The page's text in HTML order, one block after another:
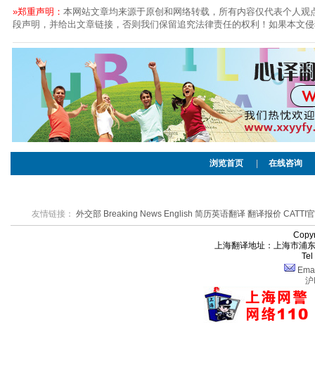
»郑重声明： 本网站文章均来源于原创和网络转载，所有内容仅代表个人
段声明，并给出文章链接，否则我们保留追究法律责任的权利！如果本文
浏览首页 在线咨询
友情链接： 外交部 Breaking News English 简历英语翻译 翻译报价 CATTI
上海翻译地址：上海市浦